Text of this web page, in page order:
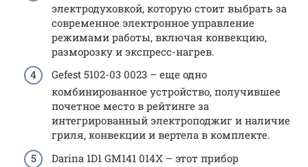
электродуховкой, которую стоит выбрать за
современное электронное управление
режимами работы, включая конвекцию,
разморозку и экспресс-нагрев.
Gefest 5102-03 0023 – еще одно
комбинированное устройство, получившее
почетное место в рейтинге за
интегрированный электроподжиг и наличие
гриля, конвекции и вертела в комплекте.
Darina 1D1 GM141 014X – этот прибор